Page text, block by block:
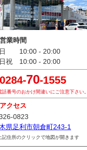
営業時間
10:00 - 20:00
祝 10:00 - 20:00
0284-70-1555
番号のおかけ間違いにご注意下さい。
アクセス
0823
県足利市朝倉町243-1
住所のクリックで地図が開きます